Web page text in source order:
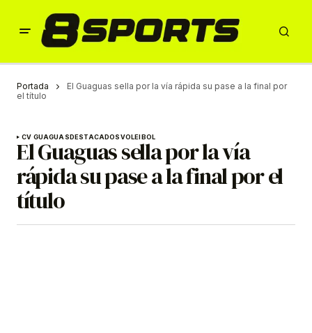
Portada
El Guaguas sella por la vía rápida su pase a la final por
el título
CV GUAGUASDESTACADOSVOLEIBOL
El Guaguas sella por la vía
rápida su pase a la final por el
título